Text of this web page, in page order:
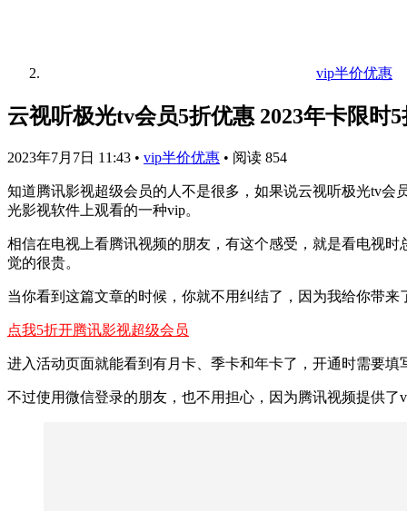
vip半价优惠
云视听极光tv会员5折优惠 2023年卡限时5
2023年7月7日 11:43 • vip半价优惠 • 阅读 854
知道腾讯影视超级会员的人不是很多，如果说云视听极光tv
光影视软件上观看的一种vip。
相信在电视上看腾讯视频的朋友，有这个感受，就是看电视
觉的很贵。
当你看到这篇文章的时候，你就不用纠结了，因为我给你带
点我5折开腾讯影视超级会员
进入活动页面就能看到有月卡、季卡和年卡了，开通时需要
不过使用微信登录的朋友，也不用担心，因为腾讯视频提供